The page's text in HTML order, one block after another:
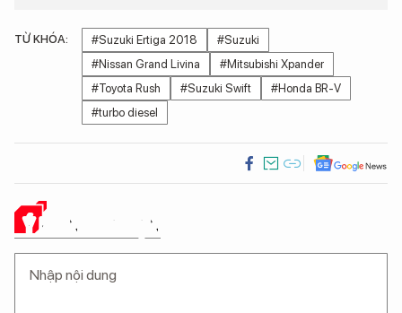
TỪ KHÓA: #Suzuki Ertiga 2018
#Suzuki
#Nissan Grand Livina
#Mitsubishi Xpander
#Toyota Rush
#Suzuki Swift
#Honda BR-V
#turbo diesel
Ý KIẾN CỦA BẠN